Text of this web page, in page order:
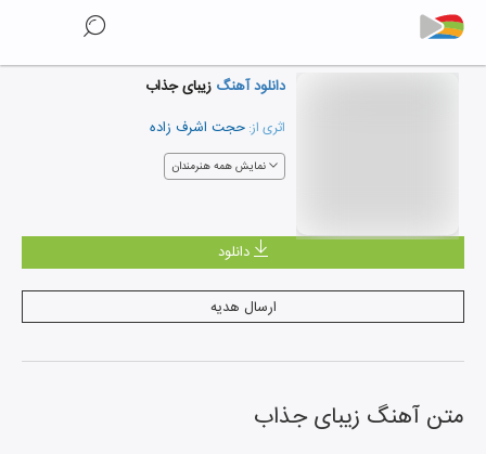
دانلود آهنگ زیبای جذاب
اثری از: حجت اشرف زاده
نمایش همه هنرمندان
دانلود
ارسال هدیه
متن آهنگ زیبای جذاب